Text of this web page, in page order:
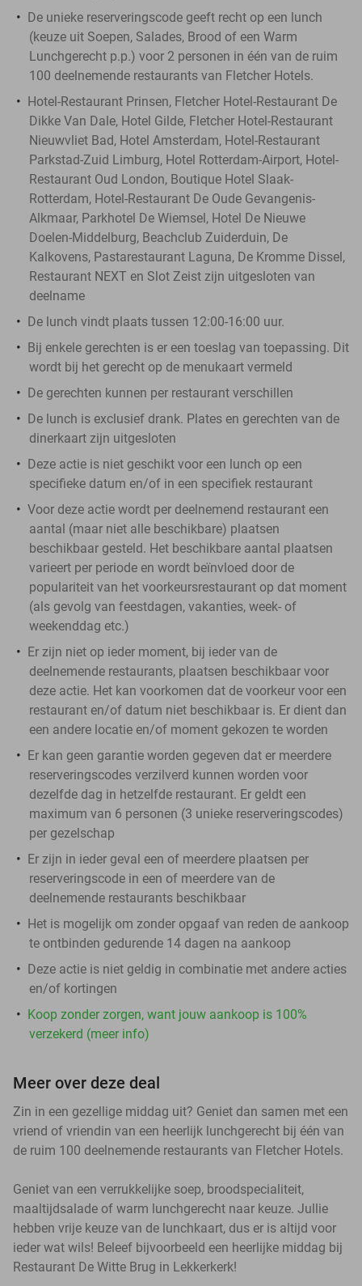
De unieke reserveringscode geeft recht op een lunch
(keuze uit Soepen, Salades, Brood of een Warm
Lunchgerecht p.p.) voor 2 personen in één van de ruim
100 deelnemende restaurants van Fletcher Hotels.
Hotel-Restaurant Prinsen, Fletcher Hotel-Restaurant De
Dikke Van Dale, Hotel Gilde, Fletcher Hotel-Restaurant
Nieuwvliet Bad, Hotel Amsterdam, Hotel-Restaurant
Parkstad-Zuid Limburg, Hotel Rotterdam-Airport, Hotel-
Restaurant Oud London, Boutique Hotel Slaak-
Rotterdam, Hotel-Restaurant De Oude Gevangenis-
Alkmaar, Parkhotel De Wiemsel, Hotel De Nieuwe
Doelen-Middelburg, Beachclub Zuiderduin, De
Kalkovens, Pastarestaurant Laguna, De Kromme Dissel,
Restaurant NEXT en Slot Zeist zijn uitgesloten van
deelname
De lunch vindt plaats tussen 12:00-16:00 uur.
Bij enkele gerechten is er een toeslag van toepassing. Dit
wordt bij het gerecht op de menukaart vermeld
De gerechten kunnen per restaurant verschillen
De lunch is exclusief drank. Plates en gerechten van de
dinerkaart zijn uitgesloten
Deze actie is niet geschikt voor een lunch op een
specifieke datum en/of in een specifiek restaurant
Voor deze actie wordt per deelnemend restaurant een
aantal (maar niet alle beschikbare) plaatsen
beschikbaar gesteld. Het beschikbare aantal plaatsen
varieert per periode en wordt beïnvloed door de
populariteit van het voorkeursrestaurant op dat moment
(als gevolg van feestdagen, vakanties, week- of
weekenddag etc.)
Er zijn niet op ieder moment, bij ieder van de
deelnemende restaurants, plaatsen beschikbaar voor
deze actie. Het kan voorkomen dat de voorkeur voor een
restaurant en/of datum niet beschikbaar is. Er dient dan
een andere locatie en/of moment gekozen te worden
Er kan geen garantie worden gegeven dat er meerdere
reserveringscodes verzilverd kunnen worden voor
dezelfde dag in hetzelfde restaurant. Er geldt een
maximum van 6 personen (3 unieke reserveringscodes)
per gezelschap
Er zijn in ieder geval een of meerdere plaatsen per
reserveringscode in een of meerdere van de
deelnemende restaurants beschikbaar
Het is mogelijk om zonder opgaaf van reden de aankoop
te ontbinden gedurende 14 dagen na aankoop
Deze actie is niet geldig in combinatie met andere acties
en/of kortingen
Koop zonder zorgen, want jouw aankoop is 100%
verzekerd (meer info)
Meer over deze deal
Zin in een gezellige middag uit? Geniet dan samen met een
vriend of vriendin van een heerlijk lunchgerecht bij één van
de ruim 100 deelnemende restaurants van Fletcher Hotels.
Geniet van een verrukkelijke soep, broodspecialiteit,
maaltijdsalade of warm lunchgerecht naar keuze. Jullie
hebben vrije keuze van de lunchkaart, dus er is altijd voor
ieder wat wils! Beleef bijvoorbeeld een heerlijke middag bij
Restaurant De Witte Brug in Lekkerkerk!